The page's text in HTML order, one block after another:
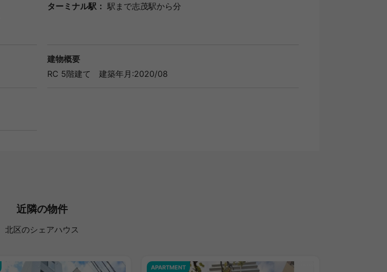
ターミナル駅： 駅まで志茂駅から分
建物概要
RC 5階建て
建築年月:2020/08
近隣の物件
北区のシェアハウス
APARTMENT